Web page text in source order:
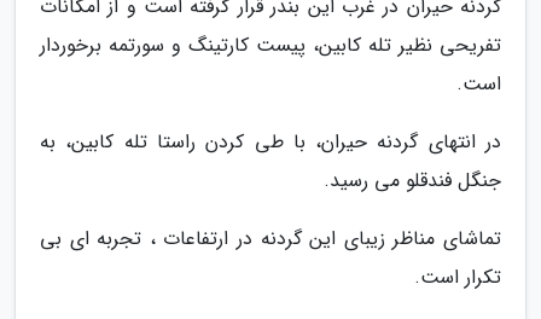
گردنه حیران در غرب این بندر قرار گرفته است و از امکانات
تفریحی نظیر تله کابین، پیست کارتینگ و سورتمه برخوردار
است.
در انتهای گردنه حیران، با طی کردن راستا تله کابین، به
جنگل فندقلو می رسید.
تماشای مناظر زیبای این گردنه در ارتفاعات ، تجربه ای بی
تکرار است.